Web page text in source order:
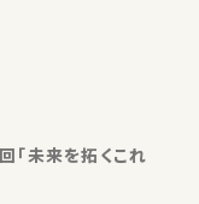
「未来を拓くこれ